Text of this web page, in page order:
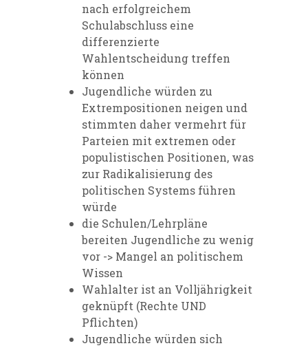
nach erfolgreichem
Schulabschluss eine
differenzierte
Wahlentscheidung treffen
können
Jugendliche würden zu
Extrempositionen neigen und
stimmten daher vermehrt für
Parteien mit extremen oder
populistischen Positionen, was
zur Radikalisierung des
politischen Systems führen
würde
die Schulen/Lehrpläne
bereiten Jugendliche zu wenig
vor -> Mangel an politischem
Wissen
Wahlalter ist an Volljährigkeit
geknüpft (Rechte UND
Pflichten)
Jugendliche würden sich